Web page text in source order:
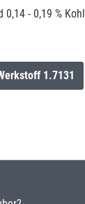
- 0,19 %
1.7131